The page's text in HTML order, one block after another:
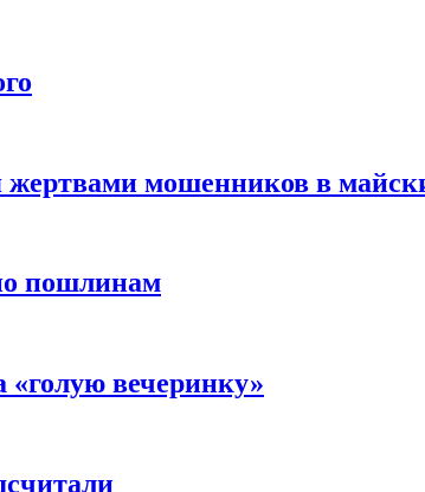
жертвами мошенников в
пошлинам
«голую вечеринку»